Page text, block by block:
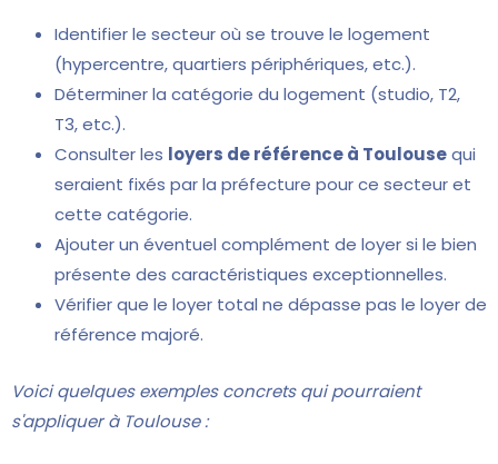
Identifier le secteur où se trouve le logement
(hypercentre, quartiers périphériques, etc.).
Déterminer la catégorie du logement (studio, T2,
T3, etc.).
Consulter les loyers de référence à Toulousequi
seraient fixés par la préfecture pour ce secteur et
cette catégorie.
Ajouter un éventuel complément de loyer si le bien
présente des caractéristiques exceptionnelles.
Vérifier que le loyer total ne dépasse pas le loyer de
référence majoré.
Voici quelques exemples concrets qui pourraient
s'appliquer à Toulouse :